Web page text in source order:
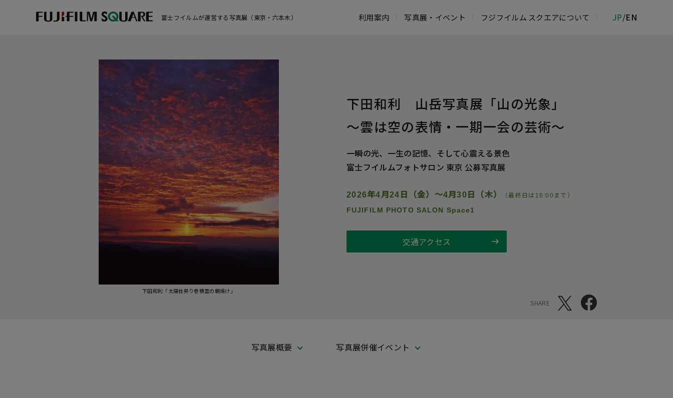
富士フイルムが運営する写真展（東京・六本木） 利用案内 写真展・イベント フジフイルム スクエアについて JP/EN
写真家プロフィール
過去の写真展
写真展出展お申し込み
活動
活動報告
フォトコレクション
タッチ フジフイルム＆イメージングサービスカウ
ンター
ASTALIFT ROPPONGI
下田和利「太陽柱昇り巻積雲の朝焼け」
下田和利 山岳写真展「山の光象」
～雲は空の表情・一期一会の芸術～
一瞬の光、一生の記憶、そして心震える景色
富士フイルムフォトサロン 東京 公募写真展
2026年4月24日（金）～4月30日（木） （最終日は16:00まで）
FUJIFILM PHOTO SALON Space1
交通アクセス
SHARE
写真展概要 写真展併催イベント